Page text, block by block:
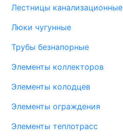
Лестницы канализационные
Люки чугунные
Трубы безнапорные
Элементы коллекторов
Элементы колодцев
Элементы ограждения
Элементы теплотрасс